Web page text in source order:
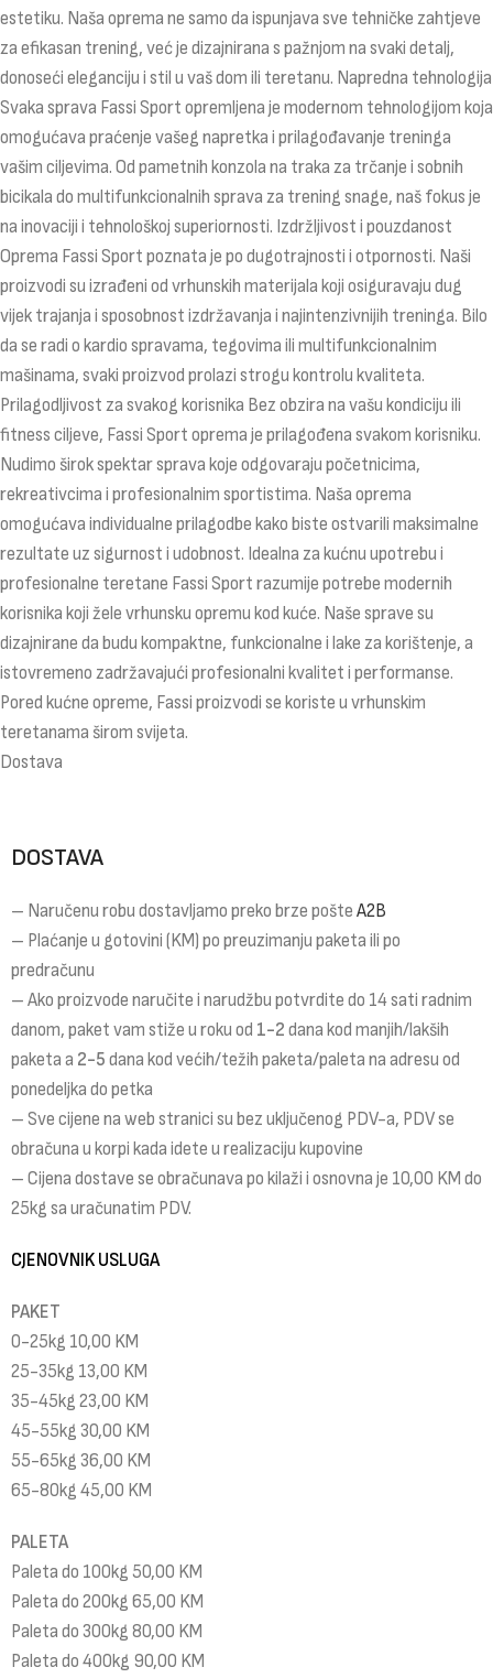
estetiku. Naša oprema ne samo da ispunjava sve tehničke zahtjeve
za efikasan trening, već je dizajnirana s pažnjom na svaki detalj,
donoseći eleganciju i stil u vaš dom ili teretanu. Napredna tehnologija
Svaka sprava Fassi Sport opremljena je modernom tehnologijom koja
omogućava praćenje vašeg napretka i prilagođavanje treninga
vašim ciljevima. Od pametnih konzola na traka za trčanje i sobnih
bicikala do multifunkcionalnih sprava za trening snage, naš fokus je
na inovaciji i tehnološkoj superiornosti. Izdržljivost i pouzdanost
Oprema Fassi Sport poznata je po dugotrajnosti i otpornosti. Naši
proizvodi su izrađeni od vrhunskih materijala koji osiguravaju dug
vijek trajanja i sposobnost izdržavanja i najintenzivnijih treninga. Bilo
da se radi o kardio spravama, tegovima ili multifunkcionalnim
mašinama, svaki proizvod prolazi strogu kontrolu kvaliteta.
Prilagodljivost za svakog korisnika Bez obzira na vašu kondiciju ili
fitness ciljeve, Fassi Sport oprema je prilagođena svakom korisniku.
Nudimo širok spektar sprava koje odgovaraju početnicima,
rekreativcima i profesionalnim sportistima. Naša oprema
omogućava individualne prilagodbe kako biste ostvarili maksimalne
rezultate uz sigurnost i udobnost. Idealna za kućnu upotrebu i
profesionalne teretane Fassi Sport razumije potrebe modernih
korisnika koji žele vrhunsku opremu kod kuće. Naše sprave su
dizajnirane da budu kompaktne, funkcionalne i lake za korištenje, a
istovremeno zadržavajući profesionalni kvalitet i performanse.
Pored kućne opreme, Fassi proizvodi se koriste u vrhunskim
teretanama širom svijeta.
Dostava
DOSTAVA
– Naručenu robu dostavljamo preko brze pošte A2B
– Plaćanje u gotovini (KM) po preuzimanju paketa ili po
predračunu
– Ako proizvode naručite i narudžbu potvrdite do 14 sati radnim
danom, paket vam stiže u roku od 1-2 dana kod manjih/lakših
paketa a 2-5 dana kod većih/težih paketa/paleta na adresu od
ponedeljka do petka
– Sve cijene na web stranici su bez uključenog PDV-a, PDV se
obračuna u korpi kada idete u realizaciju kupovine
– Cijena dostave se obračunava po kilaži i osnovna je 10,00 KM do
25kg sa uračunatim PDV.
CJENOVNIK USLUGA
PAKET
0-25kg 10,00 KM
25-35kg 13,00 KM
35-45kg 23,00 KM
45-55kg 30,00 KM
55-65kg 36,00 KM
65-80kg 45,00 KM
PALETA
Paleta do 100kg 50,00 KM
Paleta do 200kg 65,00 KM
Paleta do 300kg 80,00 KM
Paleta do 400kg 90,00 KM